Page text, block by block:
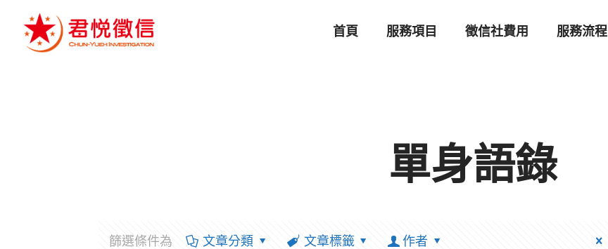
首頁 服務項目 徵信社費用 服務流程
單身語錄
篩選條件為 文章分類 文章標籤 作者